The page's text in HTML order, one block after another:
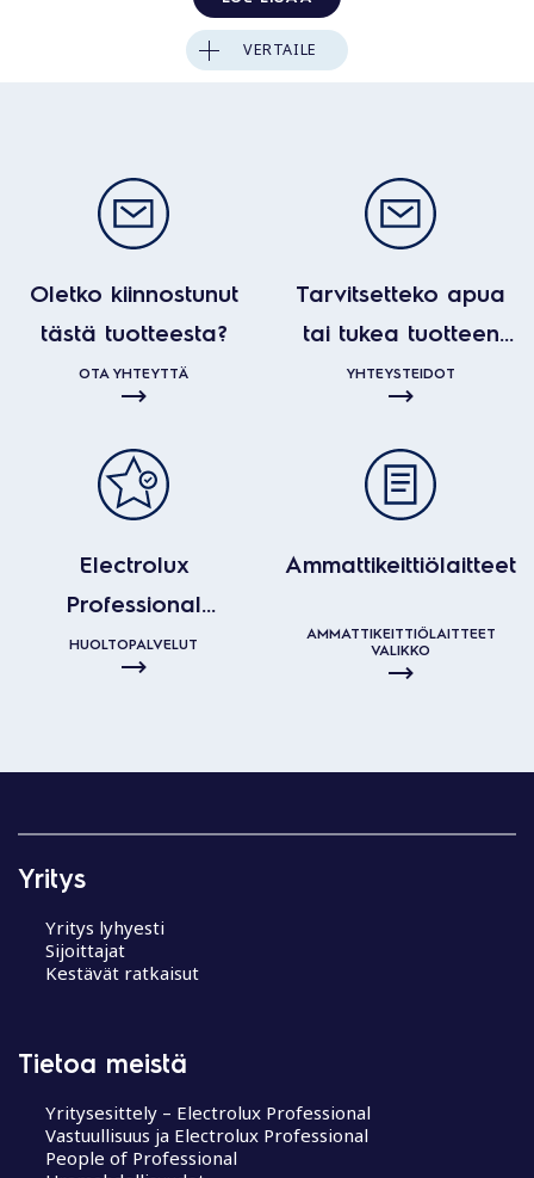
VERTAILE
Oletko kiinnostunut
tästä tuotteesta?
OTA YHTEYTTÄ
Tarvitsetteko apua
tai tukea tuotteen
kanssa?
YHTEYSTEIDOT
Electrolux
Professional
huoltopalvelut
HUOLTOPALVELUT
Ammattikeittiölaitteet
AMMATTIKEITTIÖLAITTEET
VALIKKO
Yritys
Yritys lyhyesti
Sijoittajat
Kestävät ratkaisut
Tietoa meistä
Yritysesittely – Electrolux Professional
Vastuullisuus ja Electrolux Professional
People of Professional